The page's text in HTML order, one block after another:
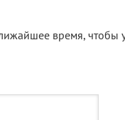
время, чтобы